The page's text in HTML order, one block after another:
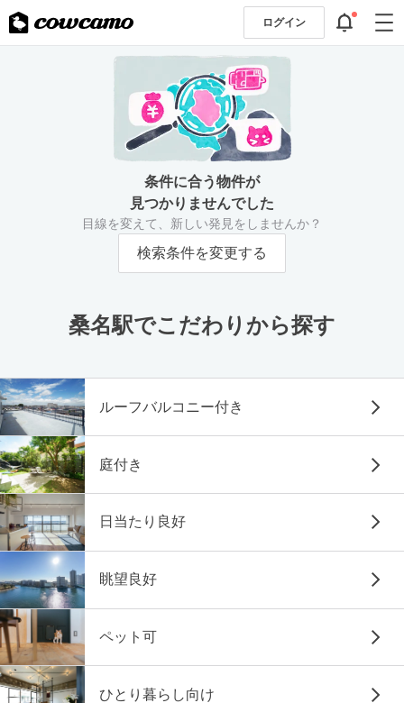
ログイン
条件に合う物件が
見つかりませんでした
目線を変えて、新しい発見をしませんか？
検索条件を変更する
桑名駅でこだわりから探す
ルーフバルコニー付き
庭付き
日当たり良好
眺望良好
ペット可
ひとり暮らし向け